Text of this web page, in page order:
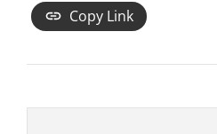
Copy Link